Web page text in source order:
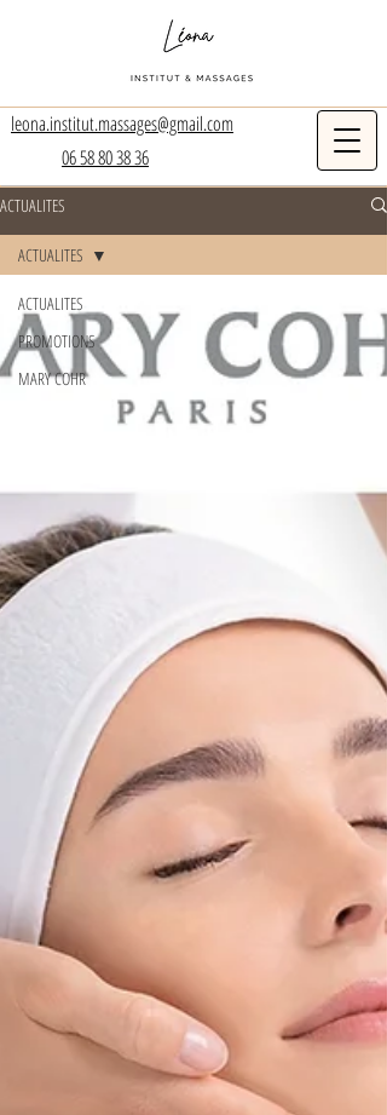
leona.institut.massages@gmail.com
06 58 80 38 36
ACTUALITES
ACTUALITES
PROMOTIONS
MARY COHR
ACTUALITES